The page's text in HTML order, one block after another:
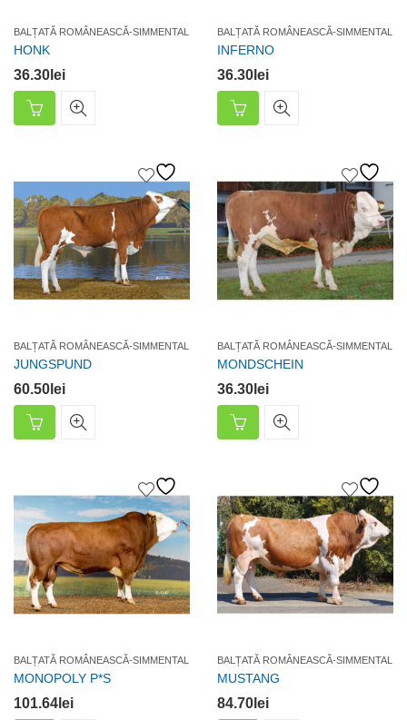
BALȚATĂ ROMÂNEASCĂ-SIMMENTAL
HONK
36.30 lei
BALȚATĂ ROMÂNEASCĂ-SIMMENTAL
INFERNO
36.30 lei
BALȚATĂ ROMÂNEASCĂ-SIMMENTAL
JUNGSPUND
60.50 lei
BALȚATĂ ROMÂNEASCĂ-SIMMENTAL
MONDSCHEIN
36.30 lei
BALȚATĂ ROMÂNEASCĂ-SIMMENTAL
MONOPOLY P*S
101.64 lei
BALȚATĂ ROMÂNEASCĂ-SIMMENTAL
MUSTANG
84.70 lei